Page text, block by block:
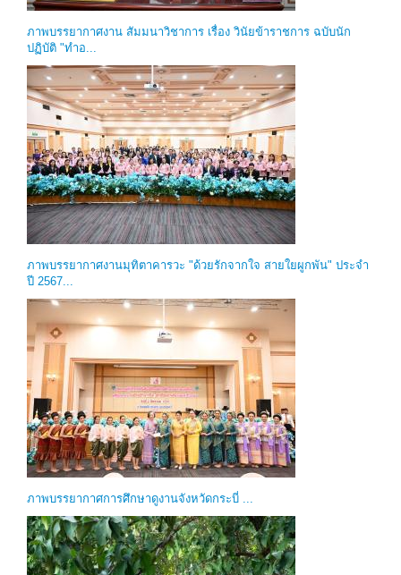
ภาพบรรยากาศงาน สัมมนาวิชาการ เรื่อง วินัยข้าราชการ ฉบับนัก
ปฏิบัติ "ทำอ...
ภาพบรรยากาศงานมุทิตาคารวะ "ด้วยรักจากใจ สายใยผูกพัน" ประจำ
ปี 2567...
ภาพบรรยากาศการศึกษาดูงานจังหวัดกระบี่ ...